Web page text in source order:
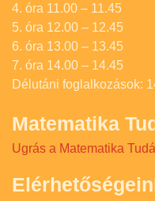
4. óra 11.00 – 11.45
5. óra 12.00 – 12.45
6. óra 13.00 – 13.45
7. óra 14.00 – 14.45
Délutáni foglalkozások:
Matematika
Ugrás a Matematika